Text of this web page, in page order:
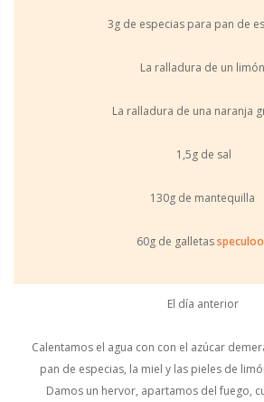
3g de especias para pan de
La ralladura de un limón
La ralladura de una naranja
1,5g de sal
130g de mantequilla
60g de galletas
El día anterior
Calentamos el agua con con el azúcar
pan de especias, la miel y las pieles de
Damos un hervor, apartamos del fuego,